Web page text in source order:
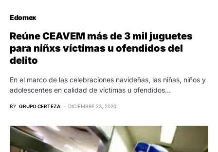
Edomex
Reúne CEAVEM más de 3 mil juguetes
para niñxs víctimas u ofendidos del
delito
En el marco de las celebraciones navideñas, las niñas, niños y
adolescentes en calidad de víctimas u ofendidos…
BY GRUPO CERTEZA DICIEMBRE 23, 2020